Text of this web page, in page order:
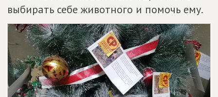
выбирать себе животного и помочь ему.